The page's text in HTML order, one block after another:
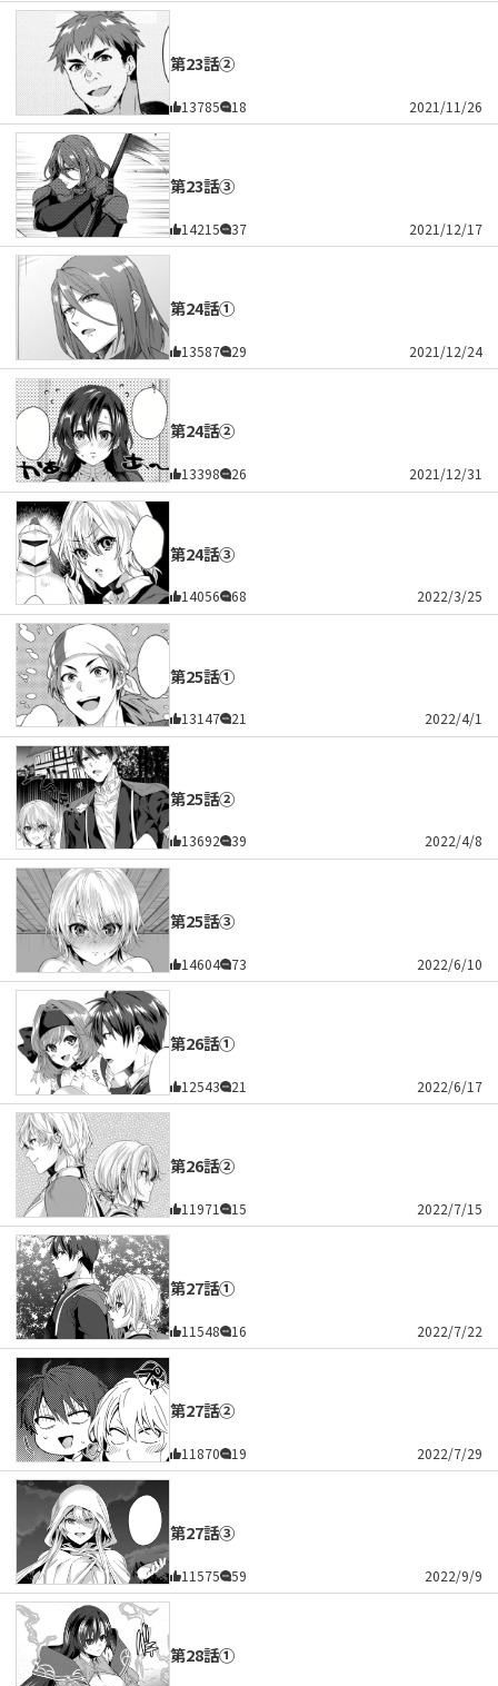
第23話②
13785 18 2021/11/26
第23話③
14215 37 2021/12/17
第24話①
13587 29 2021/12/24
第24話②
13398 26 2021/12/31
第24話③
14056 68 2022/3/25
第25話①
13147 21 2022/4/1
第25話②
13692 39 2022/4/8
第25話③
14604 73 2022/6/10
第26話①
12543 21 2022/6/17
第26話②
11971 15 2022/7/15
第27話①
11548 16 2022/7/22
第27話②
11870 19 2022/7/29
第27話③
11575 59 2022/9/9
第28話①